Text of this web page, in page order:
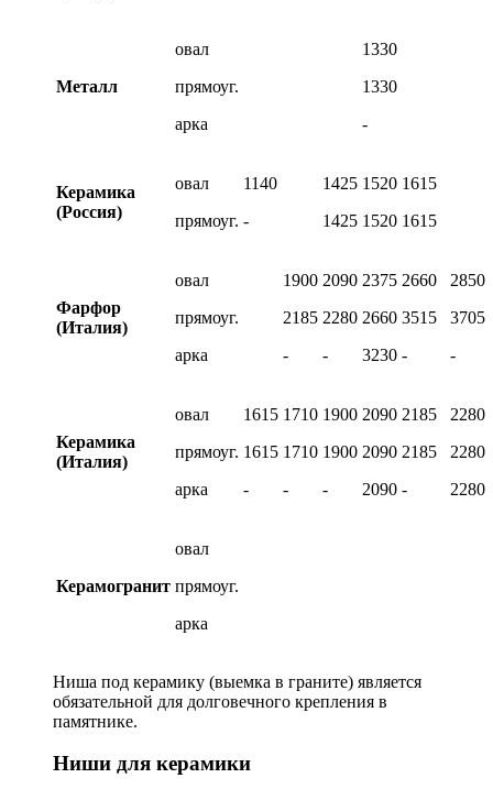
Металл
овал
прямоуг.
арка
1330
1330
-
Керамика
(Россия)
овал
прямоуг.
1140
-
1425
1425
1520
1520
1615
1615
Фарфор
(Италия)
овал
прямоуг.
арка
1900
2185
-
2090
2280
-
2375
2660
3230
2660
3515
-
2850
3705
-
Керамика
(Италия)
овал
прямоуг.
арка
1615
1615
-
1710
1710
-
1900
1900
-
2090
2090
2090
2185
2185
-
2280
2280
2280
Керамогранит
овал
прямоуг.
арка
Ниша под керамику (выемка в граните) является
обязательной для долговечного крепления в
памятнике.
Ниши для керамики